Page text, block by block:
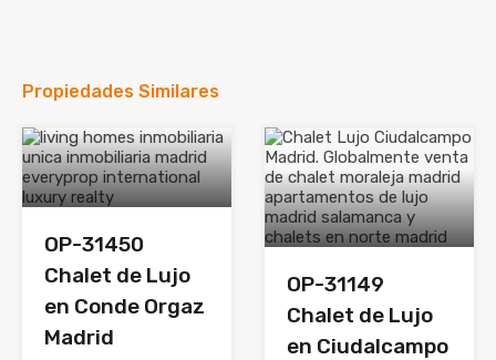
Propiedades Similares
OP-31450
Chalet de Lujo
en Conde Orgaz
Madrid
OP-31149
Chalet de Lujo
en Ciudalcampo